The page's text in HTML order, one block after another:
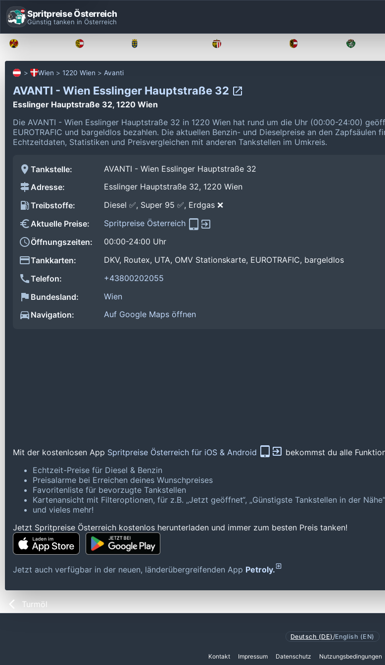
Spritpreise Österreich
Günstig tanken in Österreich
Wien 1220 Wien Avanti
AVANTI - Wien Esslinger Hauptstraße 32
Esslinger Hauptstraße 32, 1220 Wien
Die AVANTI - Wien Esslinger Hauptstraße 32 in 1220 Wien hat rund um die Uhr (00:00-24:00)
EUROTRAFIC und bargeldlos bezahlen. Die aktuellen Benzin- und Dieselpreise an den Zapfsäulen
Echtzeitdaten, Statistiken und Preisvergleichen mit anderen Tankstellen im Umkreis.
Tankstelle:
AVANTI - Wien Esslinger Hauptstraße 32
Adresse:
Esslinger Hauptstraße 32, 1220 Wien
Treibstoffe:
Diesel ✅, Super 95 ✅, Erdgas ❌
Aktuelle Preise:
Spritpreise Österreich
Öffnungszeiten:
00:00-24:00 Uhr
Tankkarten:
DKV, Routex, UTA, OMV Stationskarte, EUROTRAFIC, bargeldlos
Telefon:
+43800202055
Bundesland:
Wien
Navigation:
Auf Google Maps öffnen
Mit der kostenlosen App Spritpreise Österreich für iOS & Android
bekommst du alle
Echtzeit-Preise für Diesel & Benzin
Preisalarme bei Erreichen deines Wunschpreises
Favoritenliste für bevorzugte Tankstellen
Kartenansicht mit Filteroptionen, für z.B. „Jetzt geöffnet“, „Günstigste Tankstellen in der
und vieles mehr!
Jetzt Spritpreise Österreich kostenlos herunterladen und immer zum besten Preis tanken!
Jetzt auch verfügbar in der neuen, länderübergreifenden App Petroly.
Turmöl
Deutsch (DE) /English (EN)
Kontakt Impressum Datenschutz Nutzungsbedingungen